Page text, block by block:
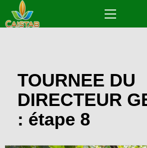
to
content
TOURNEE DU
DIRECTEUR
: étape 8